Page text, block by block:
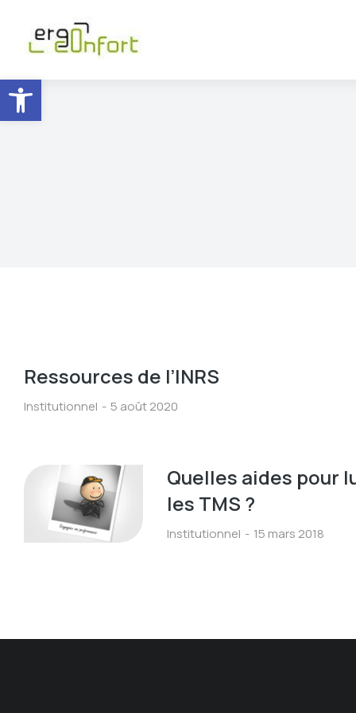
Ouvrir la barre d’outils
Ressources de l’INRS
Institutionnel 5 août 2020
Quelles aides pour
les TMS ?
Institutionnel 15 mars 2018